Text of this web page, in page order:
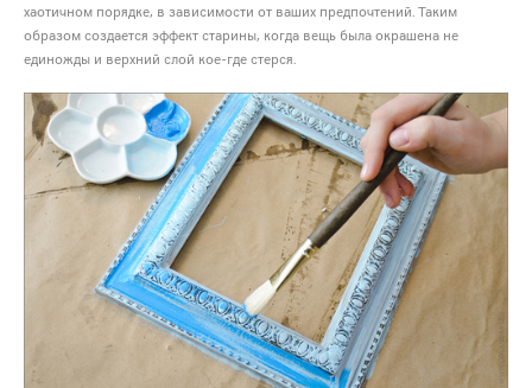
хаотичном порядке, в зависимости от ваших предпочтений. Таким
образом создается эффект старины, когда вещь была окрашена не
единожды и верхний слой кое-где стерся.